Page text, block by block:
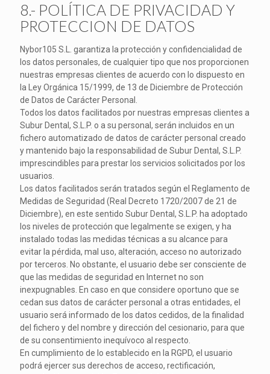
8.- POLÍTICA DE PRIVACIDAD Y
PROTECCION DE DATOS
Nybor105 S.L. garantiza la protección y confidencialidad de
los datos personales, de cualquier tipo que nos proporcionen
nuestras empresas clientes de acuerdo con lo dispuesto en
la Ley Orgánica 15/1999, de 13 de Diciembre de Protección
de Datos de Carácter Personal.
Todos los datos facilitados por nuestras empresas clientes a
Subur Dental, S.L.P. o a su personal, serán incluidos en un
fichero automatizado de datos de carácter personal creado
y mantenido bajo la responsabilidad de Subur Dental, S.L.P.
imprescindibles para prestar los servicios solicitados por los
usuarios.
Los datos facilitados serán tratados según el Reglamento de
Medidas de Seguridad (Real Decreto 1720/2007 de 21 de
Diciembre), en este sentido Subur Dental, S.L.P. ha adoptado
los niveles de protección que legalmente se exigen, y ha
instalado todas las medidas técnicas a su alcance para
evitar la pérdida, mal uso, alteración, acceso no autorizado
por terceros. No obstante, el usuario debe ser consciente de
que las medidas de seguridad en Internet no son
inexpugnables. En caso en que considere oportuno que se
cedan sus datos de carácter personal a otras entidades, el
usuario será informado de los datos cedidos, de la finalidad
del fichero y del nombre y dirección del cesionario, para que
de su consentimiento inequívoco al respecto.
En cumplimiento de lo establecido en la RGPD, el usuario
podrá ejercer sus derechos de acceso, rectificación,